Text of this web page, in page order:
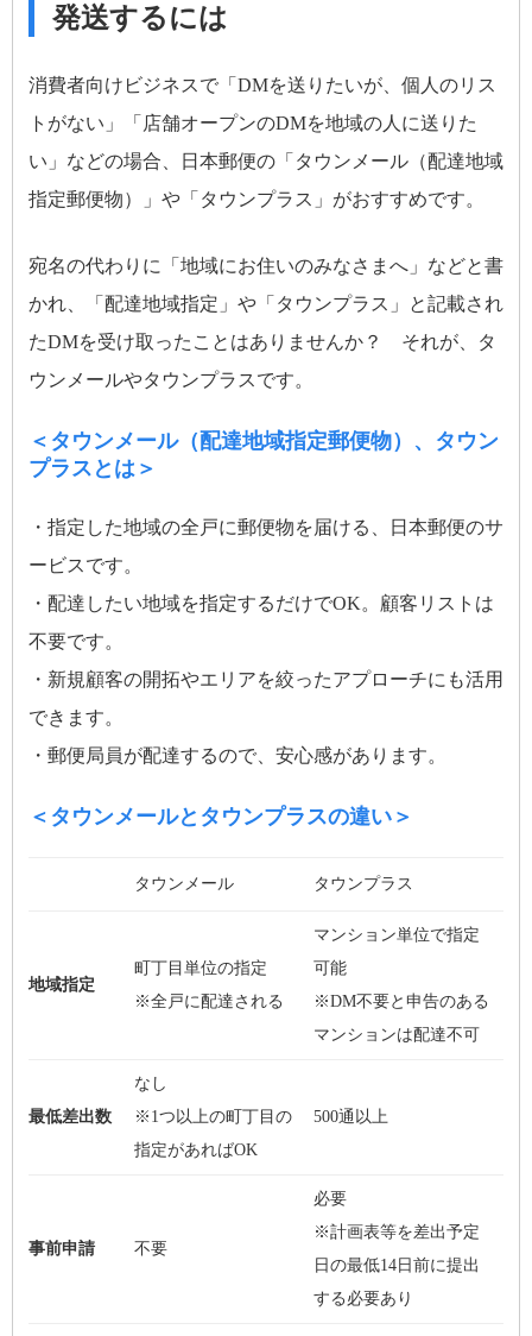
発送するには
消費者向けビジネスで「DMを送りたいが、個人のリス
トがない」「店舗オープンのDMを地域の人に送りた
い」などの場合、日本郵便の「タウンメール（配達地域
指定郵便物）」や「タウンプラス」がおすすめです。
宛名の代わりに「地域にお住いのみなさまへ」などと書
かれ、「配達地域指定」や「タウンプラス」と記載され
たDMを受け取ったことはありませんか？ それが、タ
ウンメールやタウンプラスです。
＜タウンメール（配達地域指定郵便物）、タウン
プラスとは＞
・指定した地域の全戸に郵便物を届ける、日本郵便のサ
ービスです。
・配達したい地域を指定するだけでOK。顧客リストは
不要です。
・新規顧客の開拓やエリアを絞ったアプローチにも活用
できます。
・郵便局員が配達するので、安心感があります。
＜タウンメールとタウンプラスの違い＞
タウンメール タウンプラス
地域指定
町丁目単位の指定
※全戸に配達される
マンション単位で指定
可能
※DM不要と申告のある
マンションは配達不可
最低差出数
なし
※ 1 つ以上の町丁目の
指定があればOK
500通以上
事前申請 不要
必要
※計画表等を差出予定
日の最低14 日前に提出
する必要あり